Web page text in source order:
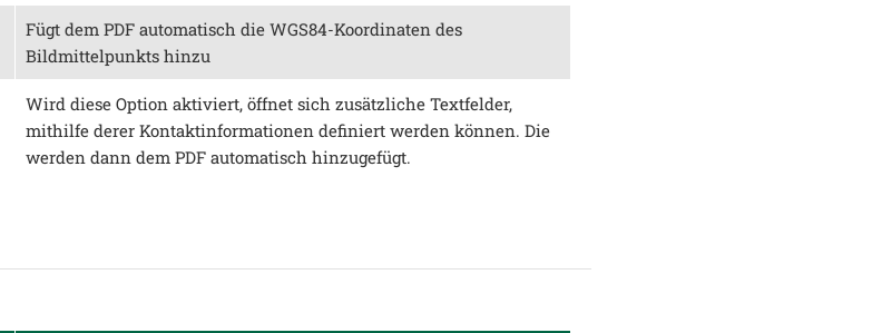
Fügt dem PDF automatisch die WGS84-Koordinaten des
Bildmittelpunkts hinzu
Wird diese Option aktiviert, öffnet sich zusätzliche Textfelder,
mithilfe derer Kontaktinformationen definiert werden können. Die
werden dann dem PDF automatisch hinzugefügt.